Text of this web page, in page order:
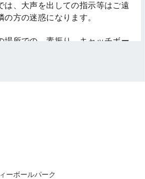
は、大声を出しての指示等はご遠
方の迷惑になります。
場所での、素振り、キャッチボー
ンは、大人の方が責任を持って使
、お断りさせていただきます。
ーボールパーク